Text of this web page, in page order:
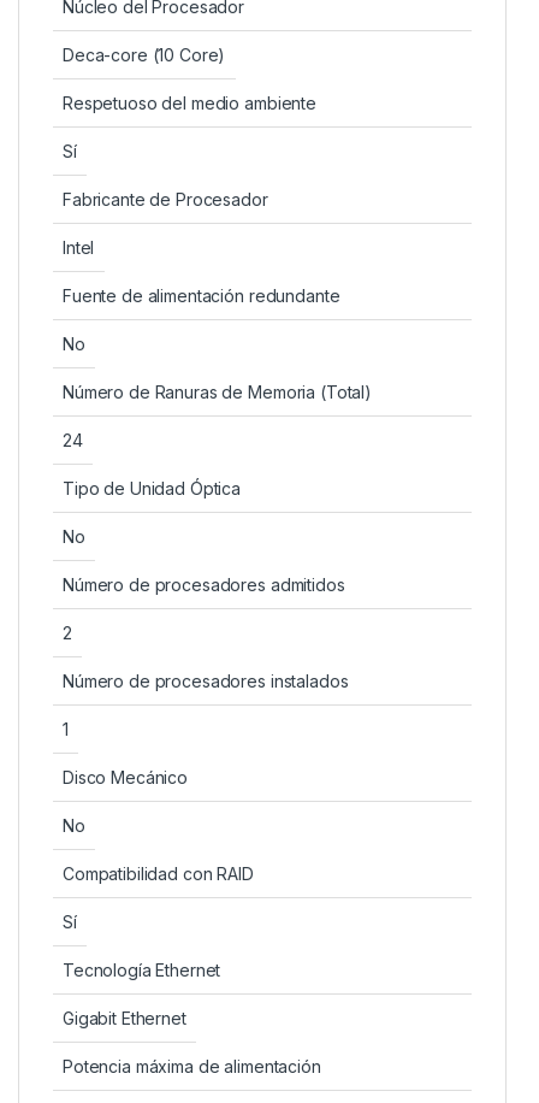
Núcleo del Procesador
Deca-core (10 Core)
Respetuoso del medio ambiente
Sí
Fabricante de Procesador
Intel
Fuente de alimentación redundante
No
Número de Ranuras de Memoria (Total)
24
Tipo de Unidad Óptica
No
Número de procesadores admitidos
2
Número de procesadores instalados
1
Disco Mecánico
No
Compatibilidad con RAID
Sí
Tecnología Ethernet
Gigabit Ethernet
Potencia máxima de alimentación